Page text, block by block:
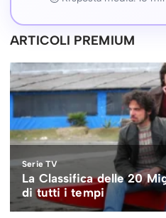
ARTICOLI PREMIUM